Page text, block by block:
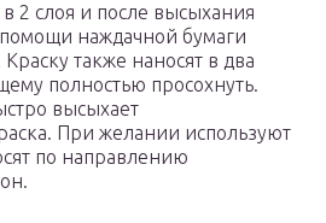
в 2 слоя и после высыхания
наждачной бумаги
также наносят в два
полностью просохнуть.
высыхает
При желании используют
по направлению